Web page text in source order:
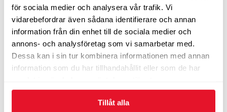
för sociala medier och analysera vår trafik. Vi
vidarebefordrar även sådana identifierare och annan
information från din enhet till de sociala medier och
annons- och analysföretag som vi samarbetar med.
Dessa kan i sin tur kombinera informationen med annan
information som du har tillhandahållit eller som de har
Tillåt alla
5-10 dagars leveranstid
KÖP
2 515kr/st